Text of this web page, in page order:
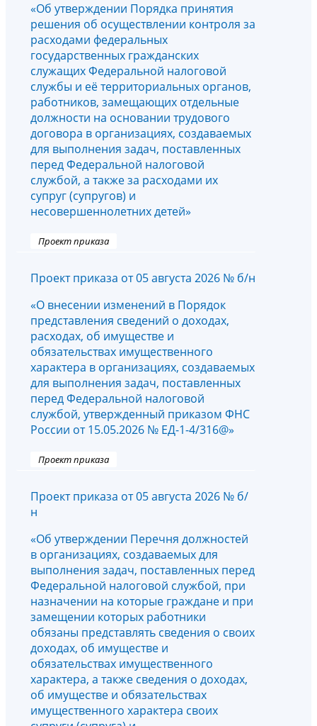
«Об утверждении Порядка принятия
решения об осуществлении контроля за
расходами федеральных
государственных гражданских
служащих Федеральной налоговой
службы и её территориальных органов,
работников, замещающих отдельные
должности на основании трудового
договора в организациях, создаваемых
для выполнения задач, поставленных
перед Федеральной налоговой
службой, а также за расходами их
супруг (супругов) и
несовершеннолетних детей»
Проект приказа
Проект приказа от 05 августа 2026 № б/н
«О внесении изменений в Порядок
представления сведений о доходах,
расходах, об имуществе и
обязательствах имущественного
характера в организациях, создаваемых
для выполнения задач, поставленных
перед Федеральной налоговой
службой, утвержденный приказом ФНС
России от 15.05.2026 № ЕД-1-4/316@»
Проект приказа
Проект приказа от 05 августа 2026 № б/
н
«Об утверждении Перечня должностей
в организациях, создаваемых для
выполнения задач, поставленных перед
Федеральной налоговой службой, при
назначении на которые граждане и при
замещении которых работники
обязаны представлять сведения о своих
доходах, об имуществе и
обязательствах имущественного
характера, а также сведения о доходах,
об имуществе и обязательствах
имущественного характера своих